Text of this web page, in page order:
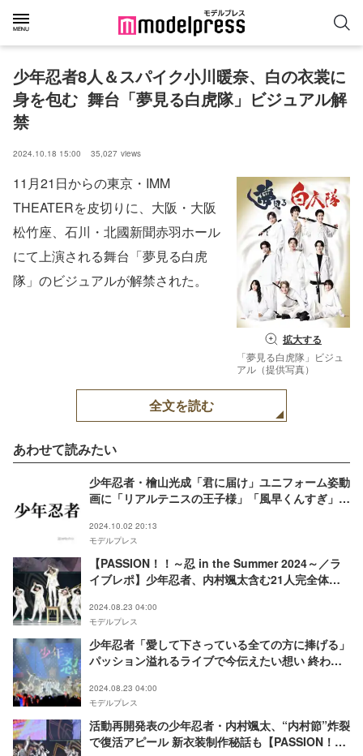
少年忍者8人＆スパイク小川暖奈、白の衣裳に
身を包む  舞台「夢見る白虎隊」ビジュアル解
禁
2024.10.18 15:00 35,027 views
拡大する
「夢見る白虎隊」ビジュ
アル（提供写真）
11月21日からの東京・IMM
THEATERを皮切りに、大阪・大阪
松竹座、石川・北國新聞赤羽ホール
にて上演される舞台「夢見る白虎
隊」のビジュアルが解禁された。
全文を読む
あわせて読みたい
少年忍者・檜山光成「君に届け」ユニフォーム姿動
画に「リアルテニスの王子様」「風早くんすぎ」と
2024.10.02 20:13
モデルプレス
【PASSION！！～忍 in the Summer 2024～／ラ
イブレポ】少年忍者、内村颯太含む21人完全体ス
た成長と新境地
2024.08.23 04:00
モデルプレス
少年忍者「愛して下さっている全ての方に捧げる」
パッション溢れるライブで今伝えたい想い 終わら
the Summer 2024～】
2024.08.23 04:00
モデルプレス
活動再開発表の少年忍者・内村颯太、“内村節”炸裂
で復活アピール 新衣装制作秘話も【PASSION！！